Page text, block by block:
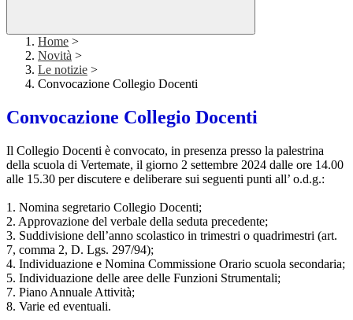
Home >
Novità >
Le notizie >
Convocazione Collegio Docenti
Convocazione Collegio Docenti
Il Collegio Docenti è convocato, in presenza presso la palestrina
della scuola di Vertemate, il giorno 2 settembre 2024 dalle ore 14.00
alle 15.30 per discutere e deliberare sui seguenti punti all’ o.d.g.:
1. Nomina segretario Collegio Docenti;
2. Approvazione del verbale della seduta precedente;
3. Suddivisione dell’anno scolastico in trimestri o quadrimestri (art.
7, comma 2, D. Lgs. 297/94);
4. Individuazione e Nomina Commissione Orario scuola secondaria;
5. Individuazione delle aree delle Funzioni Strumentali;
7. Piano Annuale Attività;
8. Varie ed eventuali.